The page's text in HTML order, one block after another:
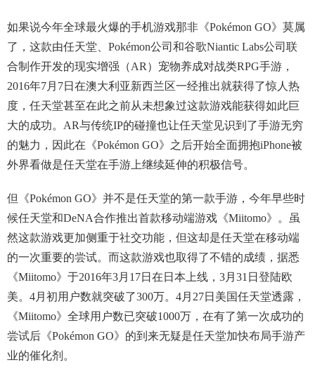
如果说今年全球最火爆的手机游戏那非《Pokémon GO》莫属
了，这款由任天堂、Pokémon公司和谷歌Niantic Labs公司联
合制作开发的现实增强（AR）宠物养成对战类RPG手游，
2016年7月7日在澳大利亚新西兰区一经推出就获得了惊人热
度，任天堂甚至在此之前从未想象过这款游戏能获得如此巨
大的成功。AR与传统IP的碰撞也让任天堂见识到了手游无穷
的魅力，因此在《Pokémon GO》之后开始全面拥抱iPhone被
外界看做是任天堂在手游上继续延伸的积极信号。
但《Pokémon GO》并不是任天堂的第一款手游，今年早些时
候任天堂和DeNA合作推出首款移动端游戏《Miitomo》。虽
然这款游戏更加侧重于社交功能，但这却是任天堂在移动端
的一次重要的尝试。而这款游戏也取得了不错的成绩，据悉
《Miitomo》于2016年3月17日在日本上线，3月31日登陆欧
美。4月初用户数就突破了300万。4月27日美国任天堂透露，
《Miitomo》全球用户数已突破1000万，在有了第一次成功的
尝试后《Pokémon GO》的到来无疑是任天堂加快布局手游产
业的催化剂。